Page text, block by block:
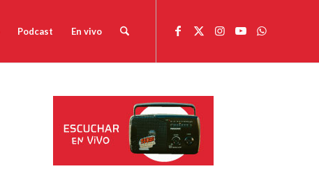
Podcast En vivo